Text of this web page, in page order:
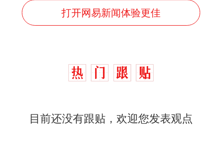
打开网易新闻体验更佳
目前还没有跟贴，欢迎您发表观点